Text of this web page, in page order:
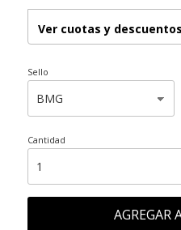
Ver cuotas y descuentos
Sello
Cantidad
AGREGAR